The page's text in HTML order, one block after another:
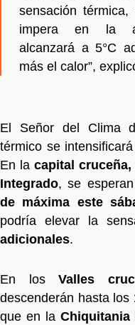
sensación
impera en la
alcanzará a 5°C
más el calor”,
El Señor del Clima
térmico se
En la capital
Integrado, se esperan
de máxima este
podría elevar la
adicionales.
En losValles
descenderán hasta los
que en la Chiquitania